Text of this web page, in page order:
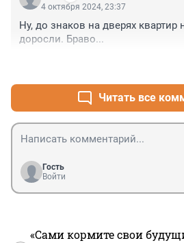
4 октября 2024, 23:37
Ну, до знаков на дверях квартир
доросли. Браво...
Читать все
Гость
Войти
«Сами кормите свои